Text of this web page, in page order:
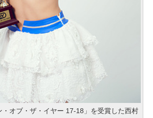
・オブ・ザ・イヤー 17-18」を受賞した西村